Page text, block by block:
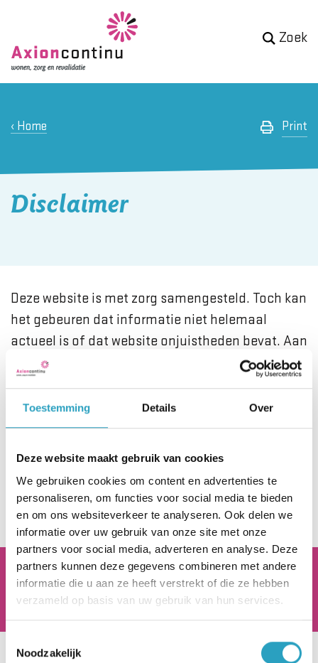
Toestemming Details Over
Deze website maakt gebruik van cookies
We gebruiken cookies om content en advertenties te
personaliseren, om functies voor social media te bieden
en om ons websiteverkeer te analyseren. Ook delen we
informatie over uw gebruik van onze site met onze
partners voor social media, adverteren en analyse. Deze
partners kunnen deze gegevens combineren met andere
informatie die u aan ze heeft verstrekt of die ze hebben
verzameld op basis van uw gebruik van hun services.
Noodzakelijk
Zoek
Home Print
Disclaimer
Deze website is met zorg samengesteld. Toch kan
het gebeuren dat informatie niet helemaal
actueel is of dat website onjuistheden bevat. Aan
de informatie op onze website kunnen dan ook
Wij adviseren altijd contact op te nemen met
biedt.
AxionContinu.Optimisten in de Zorg